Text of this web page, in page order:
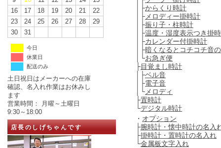
16
17 18 19 20 21
22
23
24 25 26 27 28
29
30
31
今日
休業日
配送のみ
土日祝日はメーカーへの在庫
確認、名入れ作業はお休みし
ます
営業時間： 月曜～土曜日
9:30～18:00
店長のしげちゃんです
│├からくり時計
│├ メロディー掛時計
│├振り子・柱時計
│├温度・湿度表示つき掛
│├カレンダー付掛時計
│├暗くなるとコチコチ音
│└お急ぎ便
├目覚まし時計
│├ベル音
│├電子音
│└ メロディ
├置時計
└デジタル時計
・ オプション
├腕時計・懐中時計の名入
├掛時計・置時計の名入れ
└金属板文字入れ